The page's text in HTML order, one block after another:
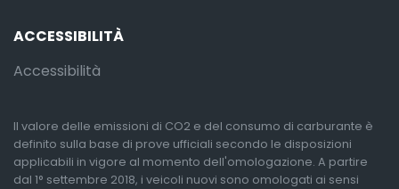
ACCESSIBILITÀ
Accessibilità
Il valore delle emissioni di CO2 e del consumo di carburante è
definito sulla base di prove ufficiali secondo le disposizioni
applicabili in vigore al momento dell'omologazione. A partire
dal 1° settembre 2018, i veicoli nuovi sono omologati ai sensi